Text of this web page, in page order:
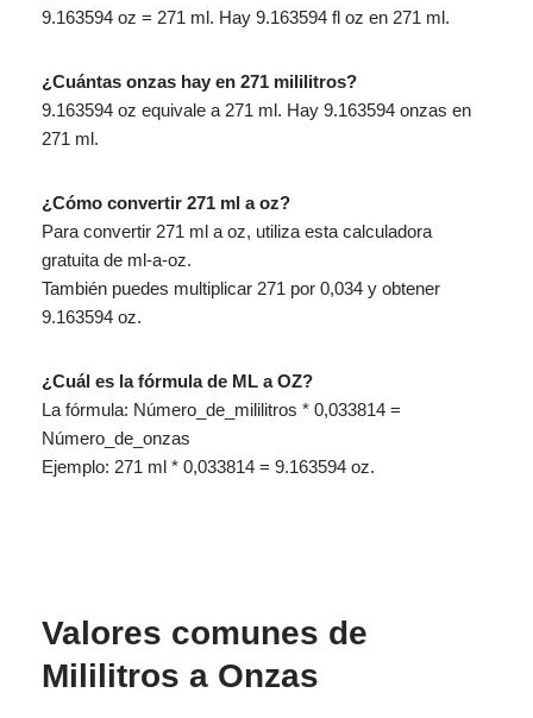
9.163594 oz = 271 ml. Hay 9.163594 fl oz en 271 ml.
¿Cuántas onzas hay en 271 mililitros?
9.163594 oz equivale a 271 ml. Hay 9.163594 onzas en
271 ml.
¿Cómo convertir 271 ml a oz?
Para convertir 271 ml a oz, utiliza esta calculadora
gratuita de ml-a-oz.
También puedes multiplicar 271 por 0,034 y obtener
9.163594 oz.
¿Cuál es la fórmula de ML a OZ?
La fórmula: Número_de_mililitros * 0,033814 =
Número_de_onzas
Ejemplo: 271 ml * 0,033814 = 9.163594 oz.
Valores comunes de
Mililitros a Onzas